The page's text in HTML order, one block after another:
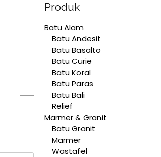
Produk
Batu Alam
Batu Andesit
Batu Basalto
Batu Curie
Batu Koral
Batu Paras
Batu Bali
Relief
Marmer & Granit
Batu Granit
Marmer
Wastafel